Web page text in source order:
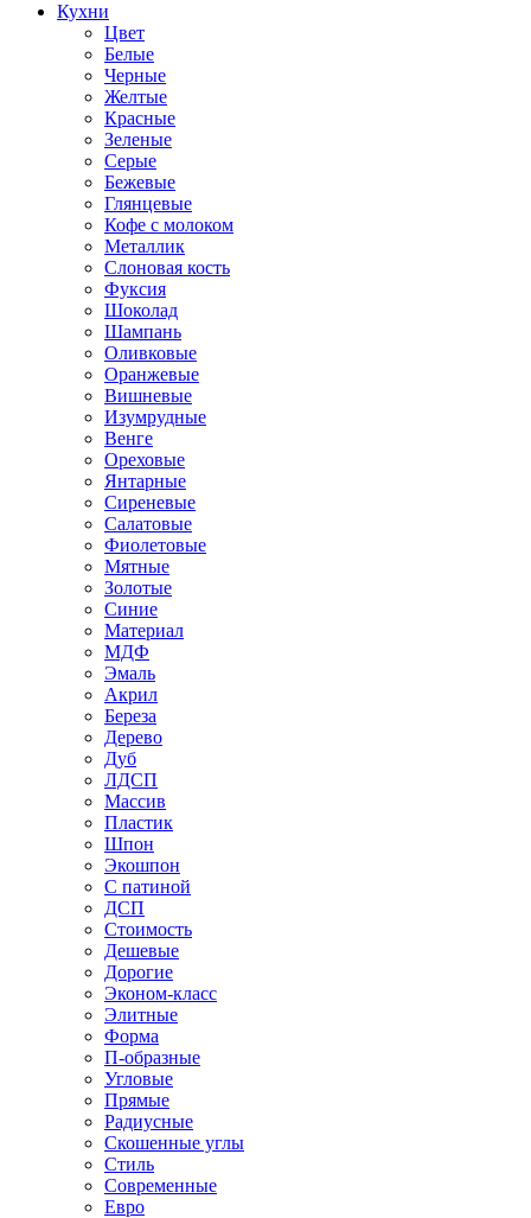
Кухни
Цвет
Белые
Черные
Желтые
Красные
Зеленые
Серые
Бежевые
Глянцевые
Кофе с молоком
Металлик
Слоновая кость
Фуксия
Шоколад
Шампань
Оливковые
Оранжевые
Вишневые
Изумрудные
Венге
Ореховые
Янтарные
Сиреневые
Салатовые
Фиолетовые
Мятные
Золотые
Синие
Материал
МДФ
Эмаль
Акрил
Береза
Дерево
Дуб
ЛДСП
Массив
Пластик
Шпон
Экошпон
С патиной
ДСП
Стоимость
Дешевые
Дорогие
Эконом-класс
Элитные
Форма
П-образные
Угловые
Прямые
Радиусные
Скошенные углы
Стиль
Современные
Евро